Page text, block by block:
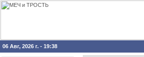
06 Авг, 2026 г. - 19:38